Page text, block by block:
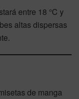
entre 18 °C y
altas dispersas
de manga